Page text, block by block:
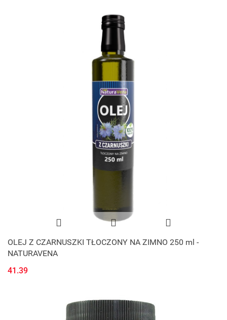
OLEJ Z CZARNUSZKI TŁOCZONY NA ZIMNO 250 ml -
NATURAVENA
41.39